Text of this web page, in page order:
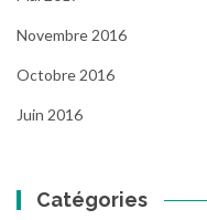
Novembre 2016
Octobre 2016
Juin 2016
Catégories